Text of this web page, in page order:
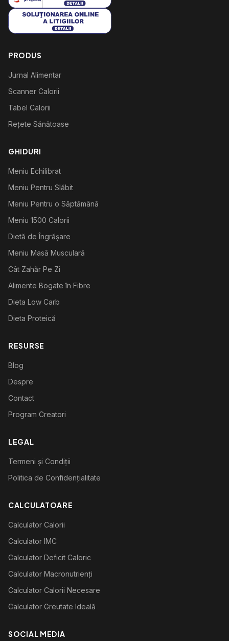
PRODUS
Jurnal Alimentar
Scanner Calorii
Tabel Calorii
Rețete Sănătoase
GHIDURI
Meniu Echilibrat
Meniu Pentru Slăbit
Meniu Pentru o Săptămână
Meniu 1500 Calorii
Dietă de Îngrășare
Meniu Masă Musculară
Cât Zahăr Pe Zi
Alimente Bogate în Fibre
Dieta Low Carb
Dieta Proteică
RESURSE
Blog
Despre
Contact
Program Creatori
LEGAL
Termeni și Condiții
Politica de Confidențialitate
CALCULATOARE
Calculator Calorii
Calculator IMC
Calculator Deficit Caloric
Calculator Macronutrienți
Calculator Calorii Necesare
Calculator Greutate Ideală
SOCIAL MEDIA